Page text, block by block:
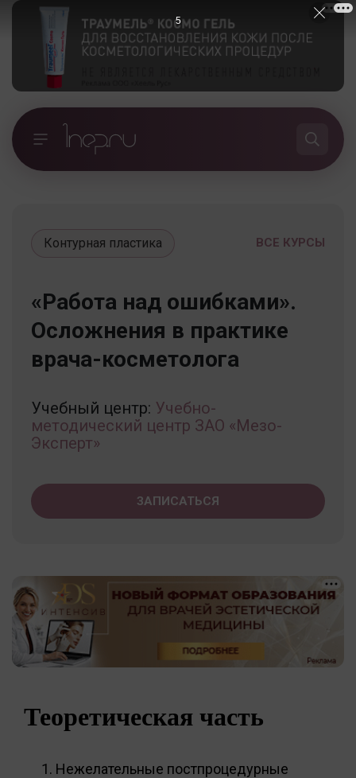
ВСЕ КУРСЫ
Контурная пластика
«Работа над ошибками».
Осложнения в практике
врача-косметолога
Учебный центр: Учебно-
методический центр ЗАО «Мезо-
Эксперт»
ЗАПИСАТЬСЯ
Теоретическая часть
Нежелательные постпроцедурные
5